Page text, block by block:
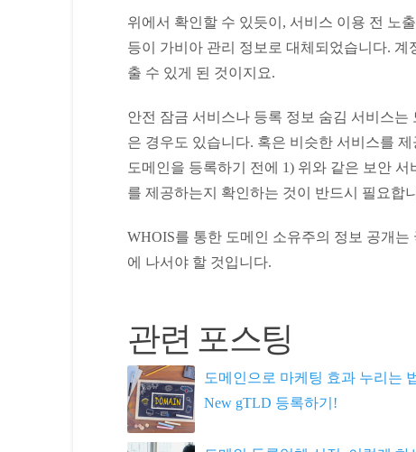
위에서 확인할 수 있듯이, 서비스 이용 전 노
등이 가비아 관리 정보로 대체되었습니다.
출 수 있게 된 것이지요.
안전 잠금 서비스나 등록 정보 숨김 서비스
은 경우도 있습니다. 혹은 비슷한 서비스를
도메인을 등록하기 전에 1) 위와 같은 보안
를 제공하는지 확인하는 것이 반드시 필요합
WHOIS를 통한 도메인 소유주의 정보 공개
에 나서야 할 것입니다.
관련 포스팅
도메인으로 마케팅 효과 누리는
New gTLD 등록하기!